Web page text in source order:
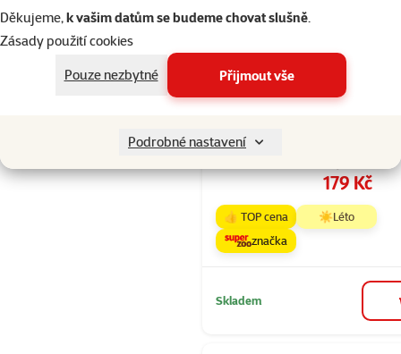
Děkujeme,k vašim datům se budeme chovat slušně.
Zásady použití cookies
Pouze nezbytné
Přijmout vše
Podrobné nastavení
Šampon
Hodnocení
Cena
179 Kč
👍 TOP cena
☀️Léto
značka
Skladem